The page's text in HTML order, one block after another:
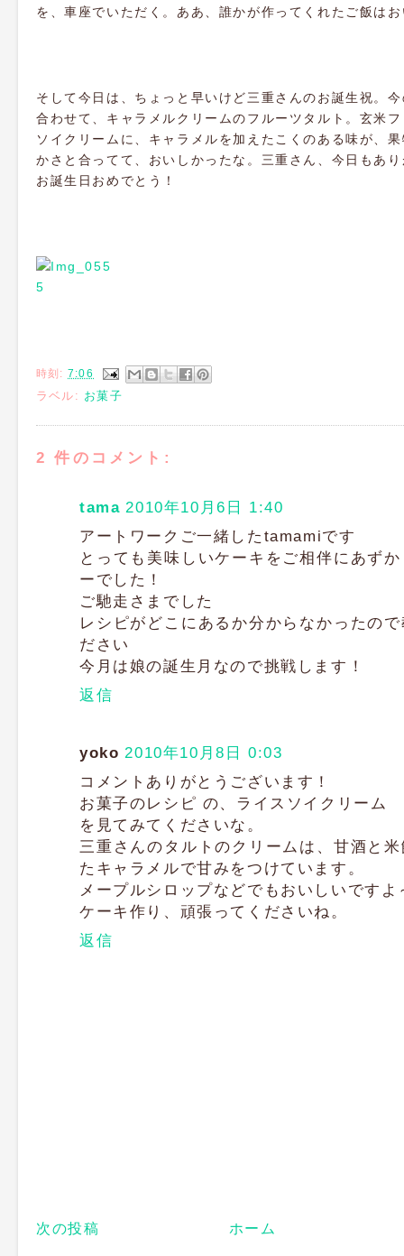
を、車座でいただく。ああ、誰かが作ってくれたご飯は
そして今日は、ちょっと早いけど三重さんのお誕生祝。
合わせて、キャラメルクリームのフルーツタルト。玄米
ソイクリームに、キャラメルを加えたこくのある味が、
かさと合ってて、おいしかったな。三重さん、今日もあ
お誕生日おめでとう！
時刻: 7:06
ラベル: お菓子
2 件のコメント:
tama 2010年10月6日 1:40
アートワークご一緒したtamamiです
とっても美味しいケーキをご相伴にあず
ーでした！
ご馳走さまでした
レシピがどこにあるか分からなかったの
ださい
今月は娘の誕生月なので挑戦します！
返信
yoko 2010年10月8日 0:03
コメントありがとうございます！
お菓子のレシピ の、ライスソイクリーム
を見てみてくださいな。
三重さんのタルトのクリームは、甘酒と
たキャラメルで甘みをつけています。
メープルシロップなどでもおいしいですよ
ケーキ作り、頑張ってくださいね。
返信
次の投稿 ホーム